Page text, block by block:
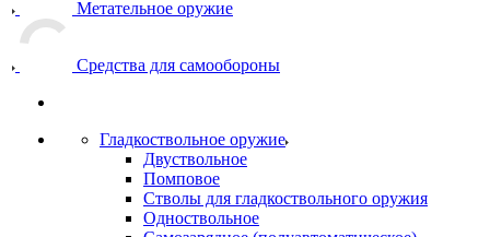
Метательное оружие
Средства для самообороны
Гладкоствольное оружие
Двуствольное
Помповое
Стволы для гладкоствольного оружия
Одноствольное